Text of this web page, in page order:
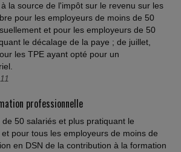
la source de l'impôt sur le revenu sur les
pour les employeurs de moins de 50
et pour les employeurs de 50
le décalage de la paye ; de juillet,
les TPE ayant opté pour un
professionnelle
50 salariés et plus pratiquant le
pour tous les employeurs de moins de
en DSN de la contribution à la formation